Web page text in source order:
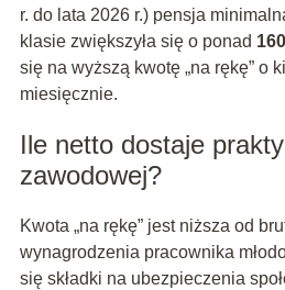
r. do lata 2026 r.) pensja
klasie zwiększyła się o ponad
się na wyższą kwotę „na rękę” o
miesięcznie.
Ile netto dostaje
zawodowej?
Kwota „na rękę” jest niższa od
wynagrodzenia pracownika
się składki na ubezpieczenia